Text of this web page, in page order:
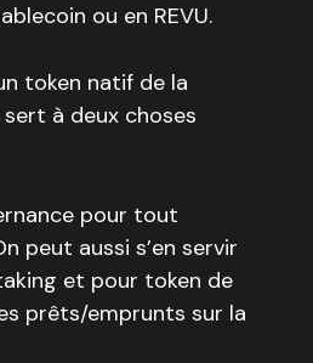
ou en REVU.
token natif de la
à deux choses
pour tout
peut aussi s’en servir
et pour token de
prêts/emprunts sur la